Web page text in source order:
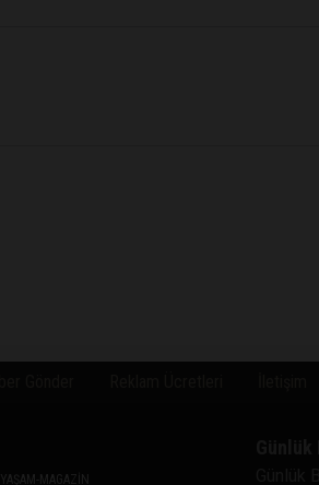
YAŞAM-MAGAZİN